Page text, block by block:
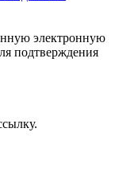
электронную
подтверждения